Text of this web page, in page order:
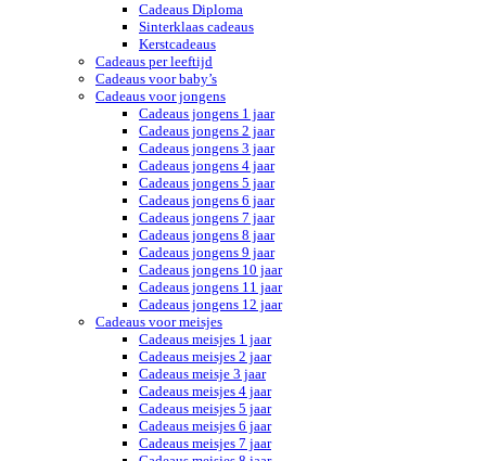
Cadeaus Diploma
Sinterklaas cadeaus
Kerstcadeaus
Cadeaus per leeftijd
Cadeaus voor baby’s
Cadeaus voor jongens
Cadeaus jongens 1 jaar
Cadeaus jongens 2 jaar
Cadeaus jongens 3 jaar
Cadeaus jongens 4 jaar
Cadeaus jongens 5 jaar
Cadeaus jongens 6 jaar
Cadeaus jongens 7 jaar
Cadeaus jongens 8 jaar
Cadeaus jongens 9 jaar
Cadeaus jongens 10 jaar
Cadeaus jongens 11 jaar
Cadeaus jongens 12 jaar
Cadeaus voor meisjes
Cadeaus meisjes 1 jaar
Cadeaus meisjes 2 jaar
Cadeaus meisje 3 jaar
Cadeaus meisjes 4 jaar
Cadeaus meisjes 5 jaar
Cadeaus meisjes 6 jaar
Cadeaus meisjes 7 jaar